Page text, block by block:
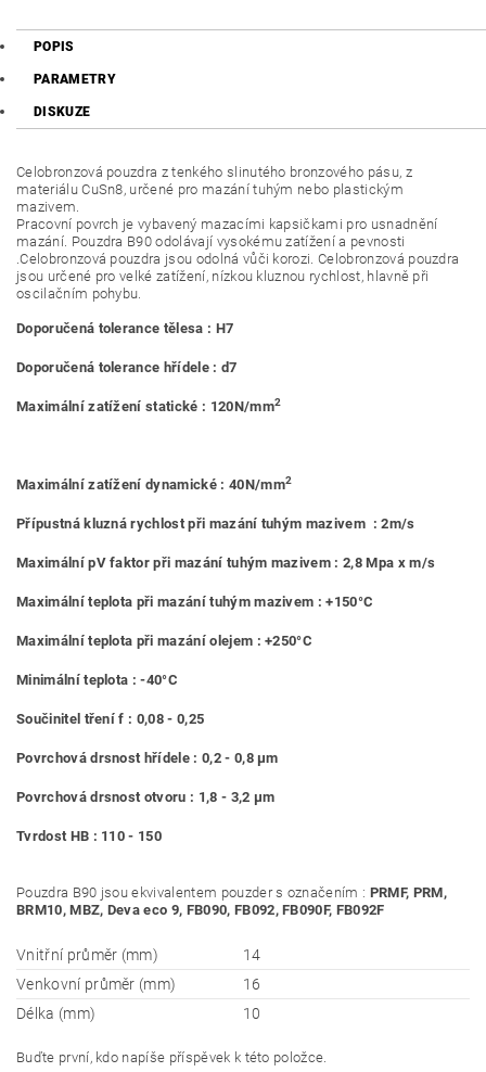
POPIS
PARAMETRY
DISKUZE
Celobronzová pouzdra z tenkého slinutého bronzového pásu, z
materiálu CuSn8, určené pro mazání tuhým nebo plastickým
mazivem.
Pracovní povrch je vybavený mazacími kapsičkami pro usnadnění
mazání. Pouzdra B90 odolávají vysokému zatížení a pevnosti
.Celobronzová pouzdra jsou odolná vůči korozi. Celobronzová pouzdra
jsou určené pro velké zatížení, nízkou kluznou rychlost, hlavně při
oscilačním pohybu.
Doporučená tolerance tělesa : H7
Doporučená tolerance hřídele : d7
Maximální zatížení statické : 120N/mm2
Maximální zatížení dynamické : 40N/mm2
Přípustná kluzná rychlost při mazání tuhým mazivem : 2m/s
Maximální pV faktor při mazání tuhým mazivem : 2,8 Mpa x m/s
Maximální teplota při mazání tuhým mazivem : +150°C
Maximální teplota při mazání olejem : +250°C
Minimální teplota : -40°C
Součinitel tření f : 0,08 - 0,25
Povrchová drsnost hřídele : 0,2 - 0,8 μm
Povrchová drsnost otvoru : 1,8 - 3,2 μm
Tvrdost HB : 110 - 150
Pouzdra B90 jsou ekvivalentem pouzder s označením : PRMF, PRM,
BRM10, MBZ, Deva eco 9, FB090, FB092, FB090F, FB092F
Vnitřní průměr (mm)
14
Venkovní průměr (mm)
16
Délka (mm)
10
Buďte první, kdo napíše příspěvek k této položce.